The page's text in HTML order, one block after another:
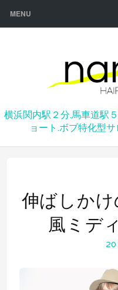
MENU
横浜関内駅２分.馬車道駅
ョート.ボブ特化型
伸ばしかけ
風ミデ